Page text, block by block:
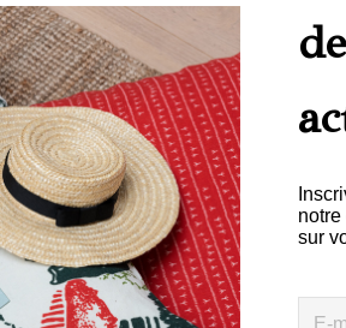
Marque de design
Colorée Fraîche
nobles,
Livraison gratuite en France à partir de
(*hors territoires d’outre-
sur